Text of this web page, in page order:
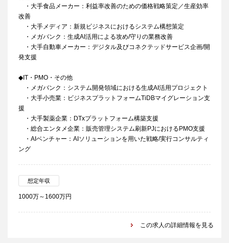
・大手食品メーカー：利益率改善のための価格戦略策定／生産効率
改善
・大手メディア：新規ビジネスにおけるシステム構想策定
・メガバンク：生成AI活用による攻め/守りの業務改善
・大手自動車メーカー：デジタル及びコネクテッドサービス企画/開
発支援​
◆IT・PMO・その他
・メガバンク：システム開発領域における生成AI活用プロジェクト
・大手小売業：ビジネスプラットフォームTiDBマイグレーション支
援
・大手製薬企業：DTxプラットフォーム構築支援
・総合エンタメ企業：販売管理システム刷新PJにおけるPMO支援
・AIベンチャー：AIソリューションを用いた戦略/実行コンサルティ
ング
想定年収
1000万～1600万円
この求人の詳細情報を見る